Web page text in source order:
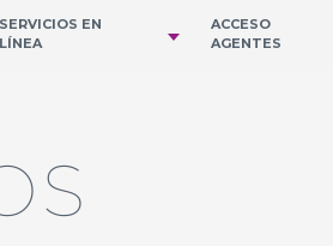
SERVICIOS EN
LÍNEA
ACCESO
AGENTES